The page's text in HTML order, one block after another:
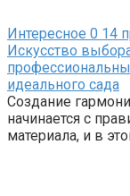
Интересное 0 14
Искусство
идеального сада
Создание
начинается с
материала, и в